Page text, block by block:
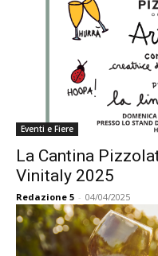
Eventi e Fiere
La Cantina
Vinitaly 2025
Redazione 5 - 04/04/2025